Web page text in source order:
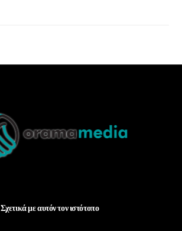
Top
Σχετικά με αυτόν τον ιστότοπο